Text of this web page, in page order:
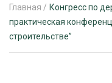
ЖУРНАЛ «ЛЕСНОЙ
Главная / Конгресс по
практическая
строительстве”